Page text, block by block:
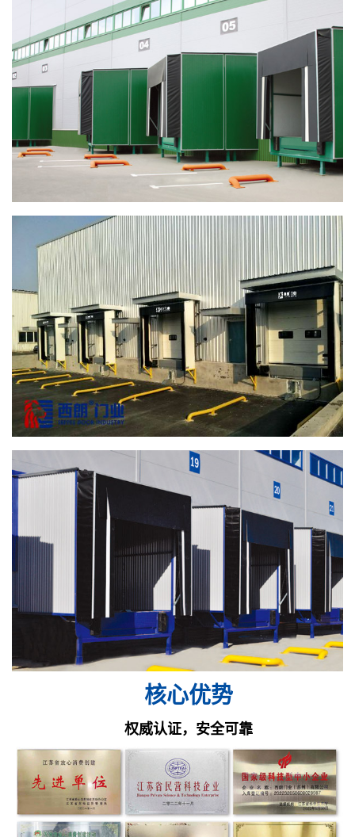
核心优势
权威认证，安全可靠